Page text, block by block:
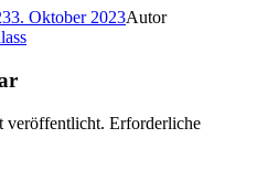
3. Oktober 2023Autor
veröffentlicht. Erforderliche